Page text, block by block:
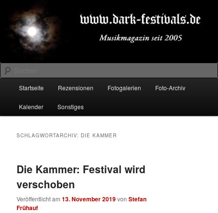
primären
Inhalt
springen
sekundären
Inhalt
springenDARK-FESTIVALS.DE
Suchen
Startseite Rezensionen Fotogalerien Foto-Archiv
Kalender Sonstiges
SCHLAGWORTARCHIV: DIE KAMMER
Die Kammer: Festival wird
verschoben
Veröffentlicht am13. November 2019vonStefan
Frühauf